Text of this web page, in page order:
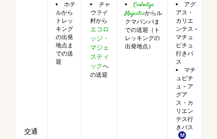
交通
ホテ
ルから
トレッ
キング
の出発
地点ま
での送
迎
チャ
ウライ
村から
エコロ
ッジ・
マジェ
スティ
ックへ
の送迎
Ecolodge
Majesticからル
クマバンバま
での送迎（ト
レッキングの
出発地点）
アグ
アス・
カリエ
ンテス -
マチュ
ピチュ
行きバ
ス
マチ
ュピチ
ュ - ア
グア
ス・カ
リエン
テス行
きバス